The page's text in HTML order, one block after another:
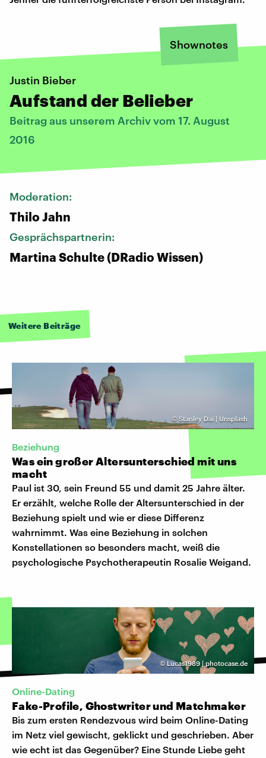
Shownotes
Justin Bieber
Aufstand der Belieber
Beitrag aus unserem Archiv vom 17. August
2016
Moderation:
Thilo Jahn
Gesprächspartnerin:
Martina Schulte (DRadio Wissen)
Weitere Beiträge
© Stanley Dai | Unsplash
Beziehung
Was ein großer Altersunterschied mit uns
macht
Paul ist 30, sein Freund 55 und damit 25 Jahre älter.
Er erzählt, welche Rolle der Altersunterschied in der
Beziehung spielt und wie er diese Differenz
wahrnimmt. Was eine Beziehung in solchen
Konstellationen so besonders macht, weiß die
psychologische Psychotherapeutin Rosalie Weigand.
©Lucas1989 | photocase.de
Online-Dating
Fake-Profile, Ghostwriter und Matchmaker
Bis zum ersten Rendezvous wird beim Online-Dating
im Netz viel gewischt, geklickt und geschrieben. Aber
wie echt ist das Gegenüber? Eine Stunde Liebe geht